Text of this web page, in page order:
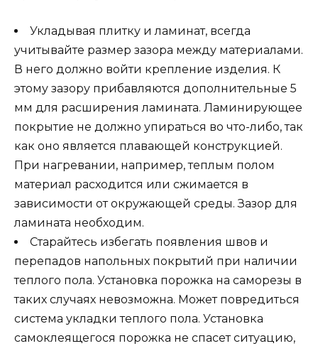
Укладывая плитку и ламинат, всегда
учитывайте размер зазора между материалами.
В него должно войти крепление изделия. К
этому зазору прибавляются дополнительные 5
мм для расширения ламината. Ламинирующее
покрытие не должно упираться во что-либо, так
как оно является плавающей конструкцией.
При нагревании, например, теплым полом
материал расходится или сжимается в
зависимости от окружающей среды. Зазор для
ламината необходим.
Старайтесь избегать появления швов и
перепадов напольных покрытий при наличии
теплого пола. Установка порожка на саморезы в
таких случаях невозможна. Может повредиться
система укладки теплого пола. Установка
самоклеящегося порожка не спасет ситуацию,